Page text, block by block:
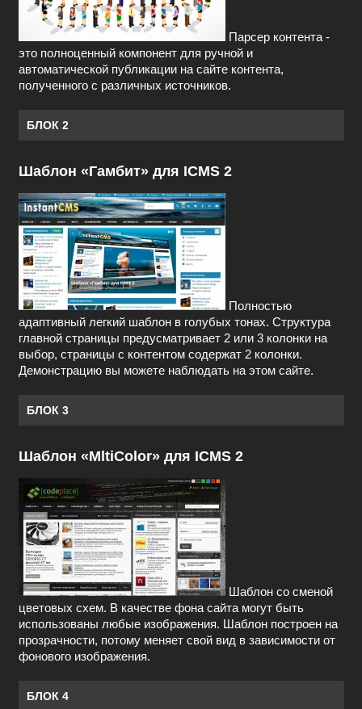
Парсер контента -
это полноценный компонент для ручной и
автоматической публикации на сайте контента,
полученного с различных источников.
БЛОК 2
Шаблон «Гамбит» для ICMS 2
Полностью
адаптивный легкий шаблон в голубых тонах. Структура
главной страницы предусматривает 2 или 3 колонки на
выбор, страницы с контентом содержат 2 колонки.
Демонстрацию вы можете наблюдать на этом сайте.
БЛОК 3
Шаблон «MltiColor» для ICMS 2
Шаблон со сменой
цветовых схем. В качестве фона сайта могут быть
использованы любые изображения. Шаблон построен на
прозрачности, потому меняет свой вид в зависимости от
фонового изображения.
БЛОК 4